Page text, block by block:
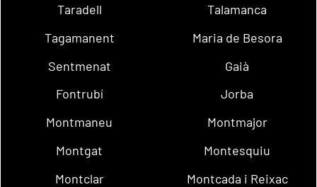
Taradell
Talamanca
Tagamanent
Maria de Besora
Sentmenat
Gaià
Fontrubí
Jorba
Montmaneu
Montmajor
Montgat
Montesquiu
Montclar
Montcada i Reixac